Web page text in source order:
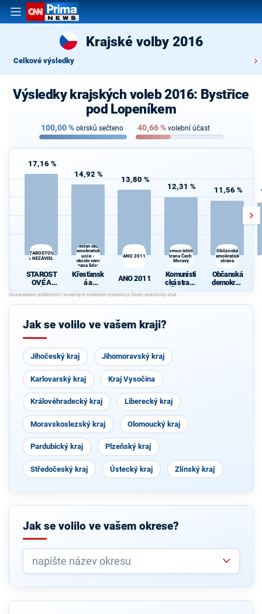
Krajské volby 2016
Celkové výsledky
Výsledky krajských voleb 2016: Bystřice
pod Lopeníkem
100,00% okrsků sečteno 40,66% volební účast
17,16 %
STAROSTOVÉ
A NEZÁVISLÍ
STAROST
OVÉ A
NEZÁVISL
Í
14,92 %
Křesťanská a
demokratická
unie -
Československá
strana lidová
Křesťansk
á a
demokrati
cká unie -
Českoslov
strana
13,80 %
ANO 2011
ANO 2011
12,31 %
Komunistická
strana Čech a
Moravy
Komunisti
cká strana
Čech a
Moravy
11,56 %
Občanská
demokratická
strana
Občanská
demokrati
cká strana
Jak se volilo ve vašem kraji?
Jihočeský kraj Jihomoravský kraj
Karlovarský kraj Kraj Vysočina
Královéhradecký kraj Liberecký kraj
Moravskoslezský kraj Olomoucký kraj
Pardubický kraj Plzeňský kraj
Středočeský kraj Ústecký kraj Zlínský kraj
Jak se volilo ve vašem okrese?